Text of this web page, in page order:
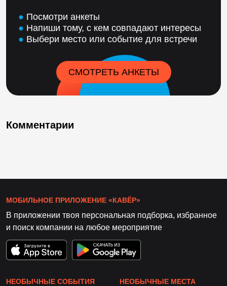
● Посмотри анкеты
● Напиши тому, с кем совпадают интересы
● Выбери место или событие для встречи
СМОТРЕТЬ АНКЕТЫ
Комментарии
МОБИЛЬНОЕ ПРИЛОЖЕНИЕ «КАВЁР»
В приложении твоя персональная подборка, избранное
и поиск компании на любое мероприятие
НЕОБЫЧНЫЕ СОБЫТИЯ НЕОБЫЧНЫЕ МЕСТА